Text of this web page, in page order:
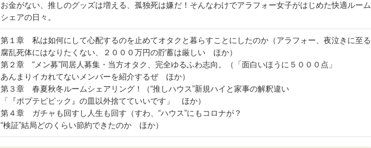
お金がない、推しのグッズは増える、孤独死は嫌だ！そんなわけでアラフォー女子がはじめた快適ルーム
シェアの日々。
第１章 私は如何にして心配するのを止めてオタクと暮らすことにしたのか（アラフォー、夜泣きに至る
腐乱死体にはなりたくない、２０００万円の貯蓄は厳しい ほか）
第２章 “メン募”同居人募集・当方オタク、完全ゆるふわ志向。（「面白いほうに５０００点」
あんまりイカれてないメンバーを紹介するぜ ほか）
第３章 春夏秋冬ルームシェアリング！（“推しハウス”新規ハイと家事の解釈違い
「『ポプテピピック』の皿以外捨てていいです」 ほか）
第４章 ガチャも回すし人生も回す（すわ、“ハウス”にもコロナが？
“検証”結局どのくらい節約できたのか ほか）